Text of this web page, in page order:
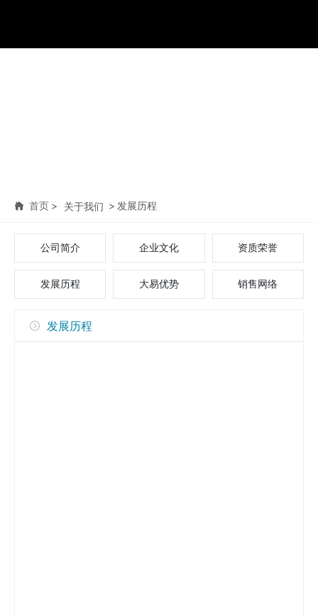
首页 关于我们 发展历程
公司简介 企业文化 资质荣誉
发展历程 大易优势 销售网络
发展历程